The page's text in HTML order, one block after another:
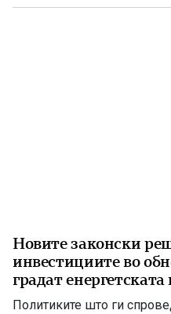
8. На потпишувањето во
Новите законски
инвестициите во
градат
Македонија
Политиките што ги